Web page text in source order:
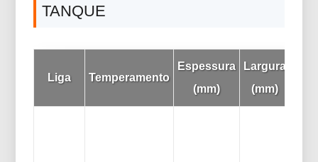
TANQUE
Liga Temperamento
Espessura
(mm)
Largura
(mm)